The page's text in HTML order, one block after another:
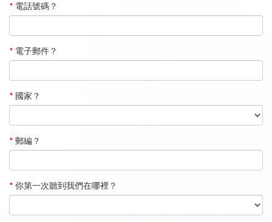
* 電話號碼？
* 電子郵件？
* 國家？
* 郵編？
* 你第一次聽到我們在哪裡？